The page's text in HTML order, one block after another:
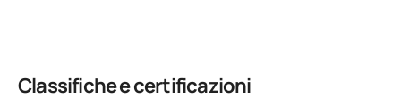
Classifiche e certificazioni